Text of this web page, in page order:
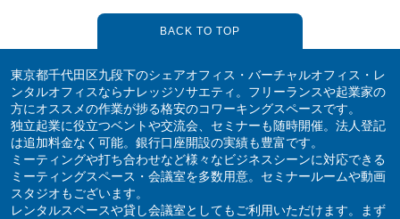
BACK TO TOP
東京都千代田区九段下のシェアオフィス・バーチャルオフィス・レ
ンタルオフィスならナレッジソサエティ。フリーランスや起業家の
方にオススメの作業が捗る格安のコワーキングスペースです。
独立起業に役立つベントや交流会、セミナーも随時開催。法人登記
は追加料金なく可能。銀行口座開設の実績も豊富です。
ミーティングや打ち合わせなど様々なビジネスシーンに対応できる
ミーティングスペース・会議室を多数用意。セミナールームや動画
スタジオもございます。
レンタルスペースや貸し会議室としてもご利用いただけます。まず